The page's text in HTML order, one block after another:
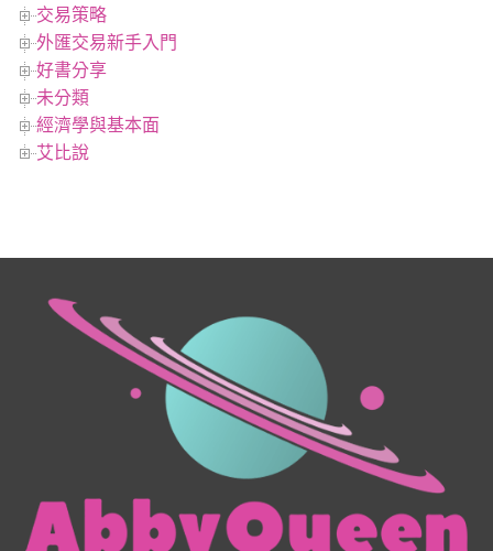
交易策略
外匯交易新手入門
好書分享
未分類
經濟學與基本面
艾比說